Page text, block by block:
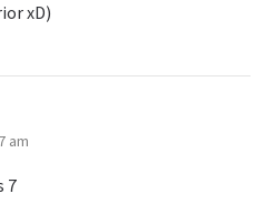
xD)
am
7